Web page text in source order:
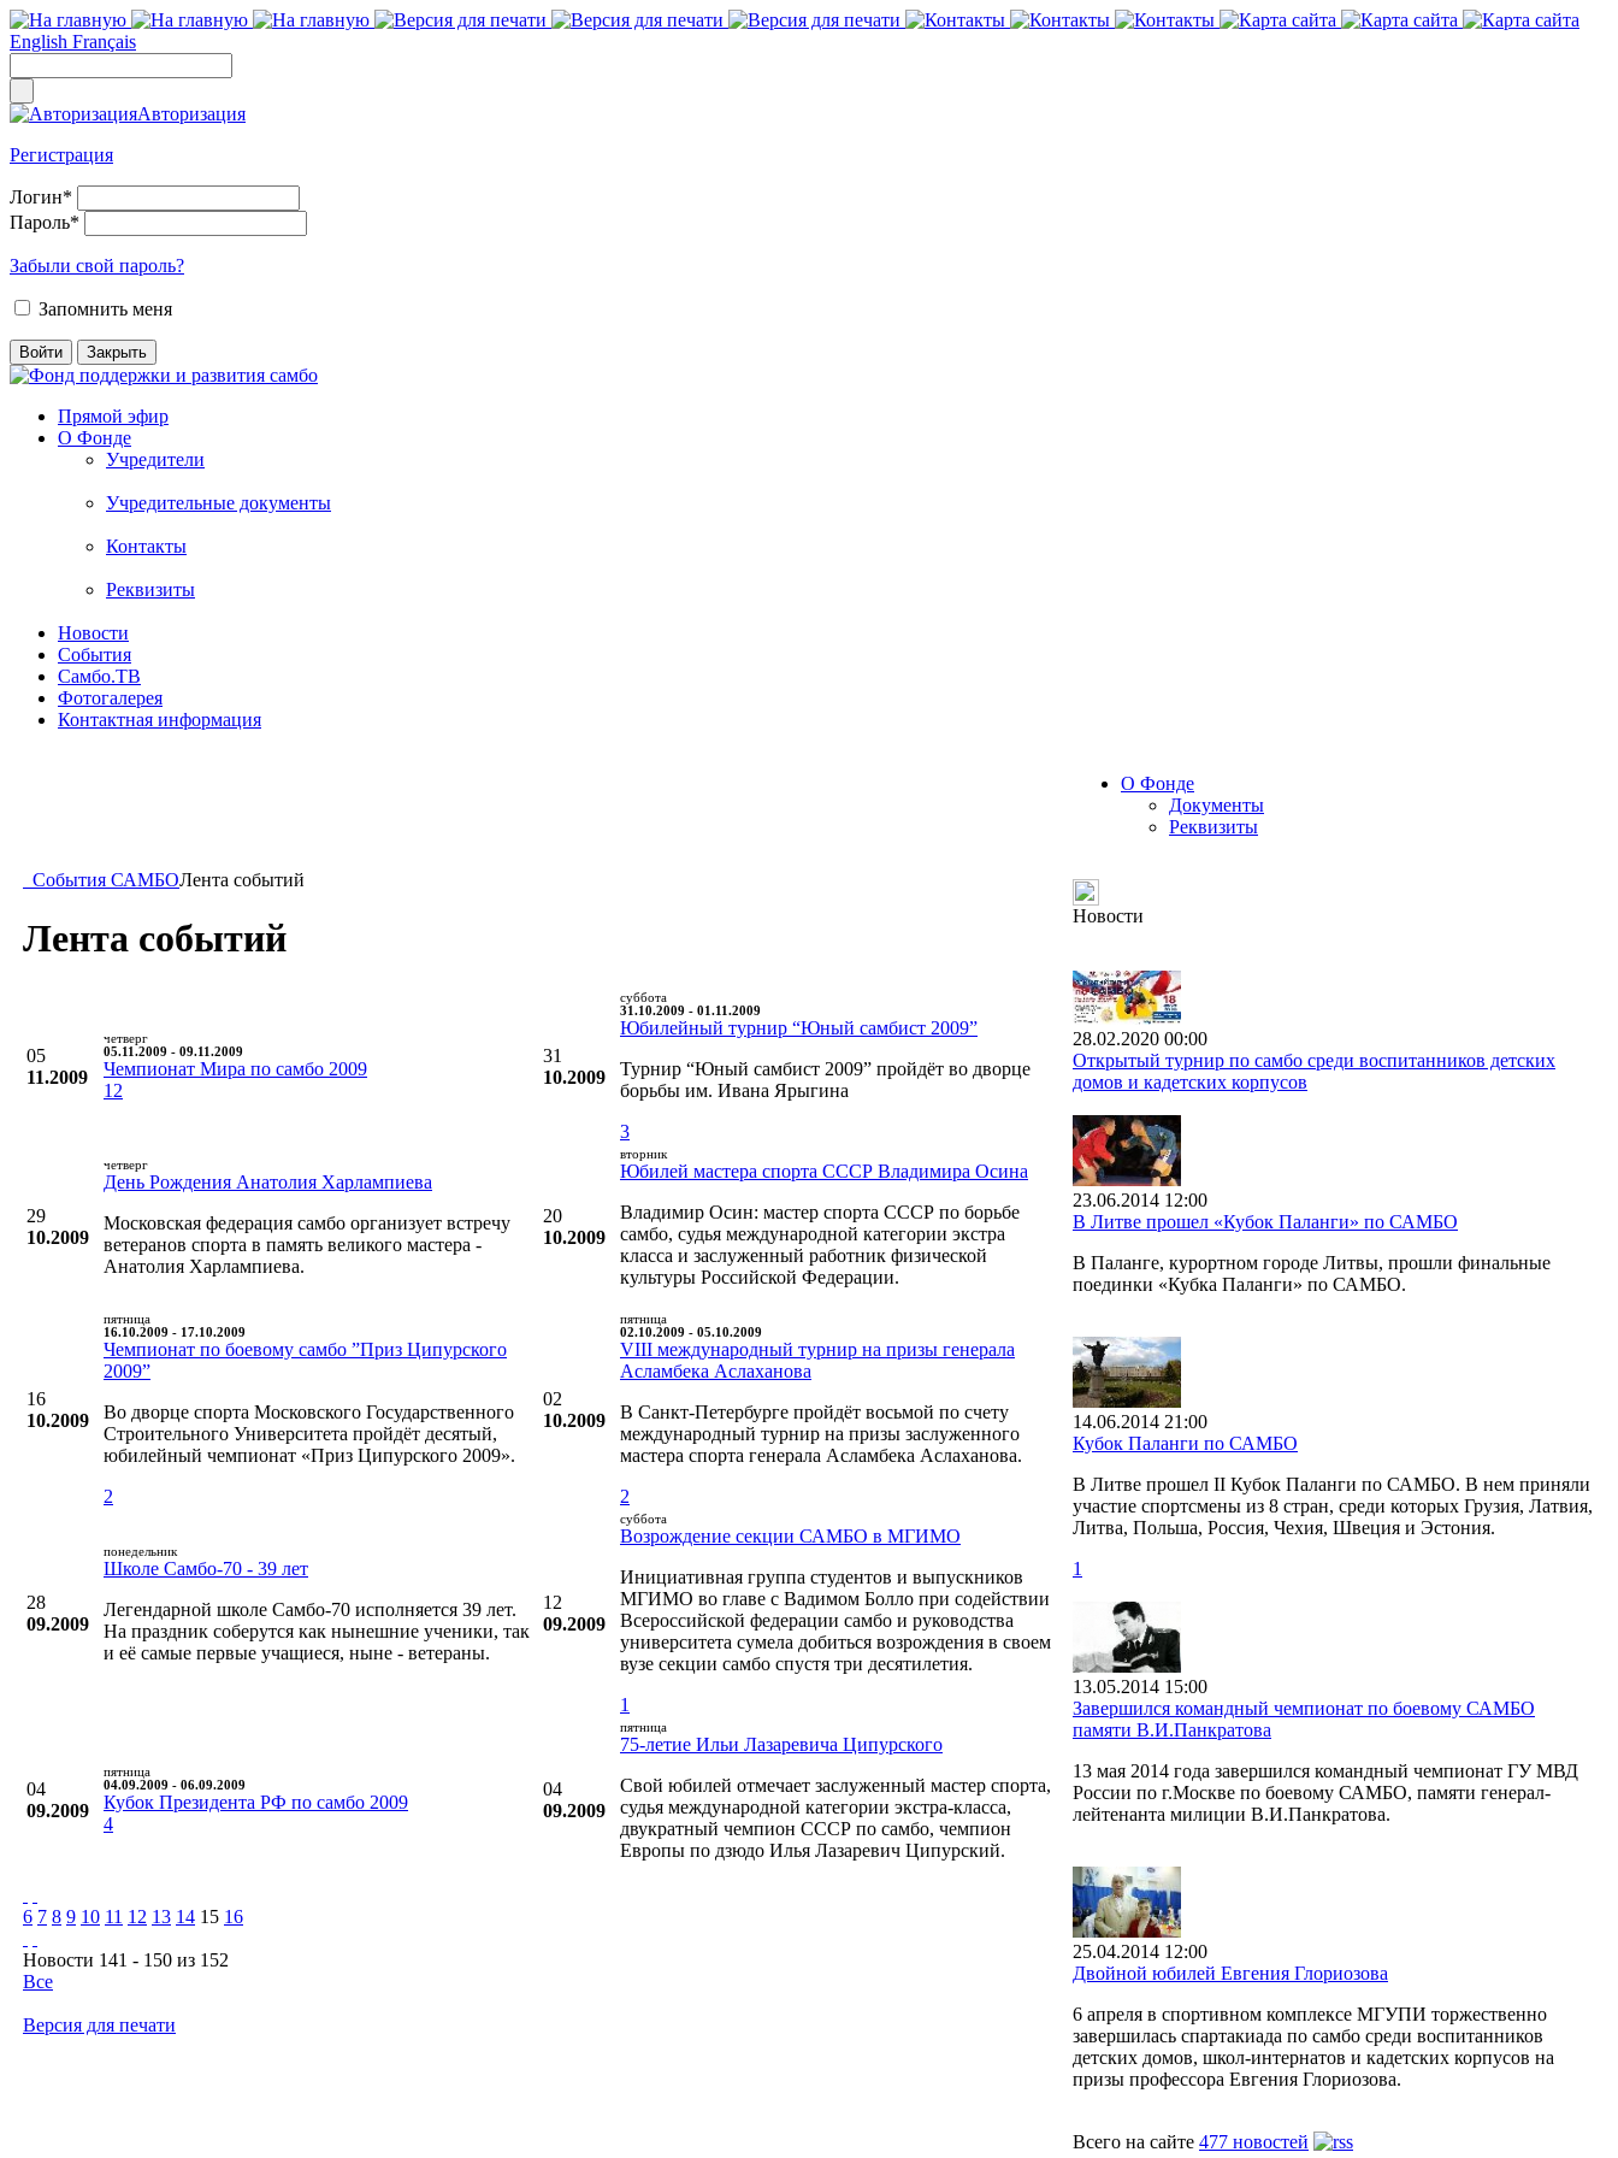
English Français
Авторизация
Регистрация
Логин*
Пароль*
Забыли свой пароль?
Запомнить меня
Прямой эфир
О Фонде
Учредители
Учредительные документы
Контакты
Реквизиты
Новости
События
Самбо.ТВ
Фотогалерея
Контактная информация
События САМБОЛента событий
Лента событий
05
11.2009
четверг
05.11.2009 - 09.11.2009
Чемпионат Мира по самбо 2009
12
31
10.2009
суббота
31.10.2009 - 01.11.2009
Юбилейный турнир “Юный самбист 2009”
Турнир “Юный самбист 2009” пройдёт во дворце
борьбы им. Ивана Ярыгина
3
29
10.2009
четверг
День Рождения Анатолия Харлампиева
Московская федерация самбо организует встречу
ветеранов спорта в память великого мастера -
Анатолия Харлампиева.
20
10.2009
вторник
Юбилей мастера спорта СССР Владимира Осина
Владимир Осин: мастер спорта СССР по борьбе
самбо, судья международной категории экстра
класса и заслуженный работник физической
культуры Российской Федерации.
16
10.2009
пятница
16.10.2009 - 17.10.2009
Чемпионат по боевому самбо ”Приз Ципурского
2009”
Во дворце спорта Московского Государственного
Строительного Университета пройдёт десятый,
юбилейный чемпионат «Приз Ципурского 2009».
2
02
10.2009
пятница
02.10.2009 - 05.10.2009
VIII международный турнир на призы генерала
Асламбека Аслаханова
В Санкт-Петербурге пройдёт восьмой по счету
международный турнир на призы заслуженного
мастера спорта генерала Асламбека Аслаханова.
2
28
09.2009
понедельник
Школе Самбо-70 - 39 лет
Легендарной школе Самбо-70 исполняется 39 лет.
На праздник соберутся как нынешние ученики, так
и её самые первые учащиеся, ныне - ветераны.
12
09.2009
суббота
Возрождение секции САМБО в МГИМО
Инициативная группа студентов и выпускников
МГИМО во главе с Вадимом Болло при содействии
Всероссийской федерации самбо и руководства
университета сумела добиться возрождения в своем
вузе секции самбо спустя три десятилетия.
1
04
09.2009
пятница
04.09.2009 - 06.09.2009
Кубок Президента РФ по самбо 2009
4
04
09.2009
пятница
75-летие Ильи Лазаревича Ципурского
Свой юбилей отмечает заслуженный мастер спорта,
судья международной категории экстра-класса,
двукратный чемпион СССР по самбо, чемпион
Европы по дзюдо Илья Лазаревич Ципурский.
6 7 8 9 10 11 12 13 14 15 16
Новости 141 - 150 из 152
Все
Версия для печати
О Фонде
Документы
Реквизиты
Новости
28.02.2020 00:00
Открытый турнир по самбо среди воспитанников детских
домов и кадетских корпусов
23.06.2014 12:00
В Литве прошел «Кубок Паланги» по САМБО
В Паланге, курортном городе Литвы, прошли финальные
поединки «Кубка Паланги» по САМБО.
14.06.2014 21:00
Кубок Паланги по САМБО
В Литве прошел II Кубок Паланги по САМБО. В нем приняли
участие спортсмены из 8 стран, среди которых Грузия, Латвия,
Литва, Польша, Россия, Чехия, Швеция и Эстония.
1
13.05.2014 15:00
Завершился командный чемпионат по боевому САМБО
памяти В.И.Панкратова
13 мая 2014 года завершился командный чемпионат ГУ МВД
России по г.Москве по боевому САМБО, памяти генерал-
лейтенанта милиции В.И.Панкратова.
25.04.2014 12:00
Двойной юбилей Евгения Глориозова
6 апреля в спортивном комплексе МГУПИ торжественно
завершилась спартакиада по самбо среди воспитанников
детских домов, школ-интернатов и кадетских корпусов на
призы профессора Евгения Глориозова.
Всего на сайте 477 новостей